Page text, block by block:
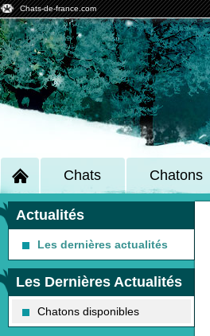
Chats-de-france.com
Chats Chatons
Actualités
Les dernières actualités
Les Dernières Actualités
Chatons disponibles